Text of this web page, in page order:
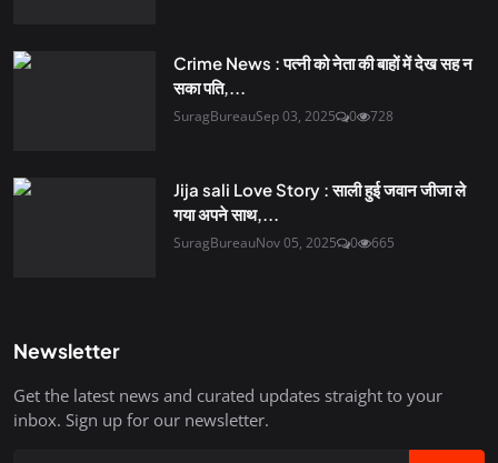
Crime News : पत्नी को नेता की बाहों में देख सह न
सका पति,...
SuragBureauSep 03, 2025 0 728
Jija sali Love Story : साली हुई जवान जीजा ले
गया अपने साथ,...
SuragBureauNov 05, 2025 0 665
Newsletter
Get the latest news and curated updates straight to your
inbox. Sign up for our newsletter.